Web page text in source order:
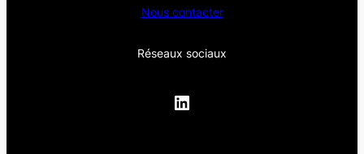
Nous contacter
Réseaux sociaux
LinkedIn